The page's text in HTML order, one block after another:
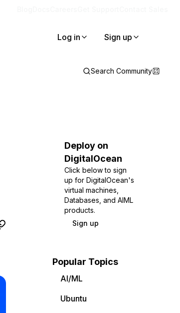
Log in Sign up
Search Community
Deploy on
DigitalOcean
Click below to sign
up for DigitalOcean's
virtual machines,
Databases, and AIML
products.
Sign up
Popular Topics
AI/ML
Ubuntu